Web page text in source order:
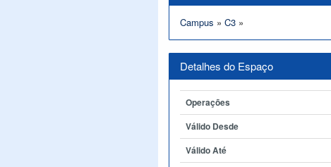
Campus » C3 »
Detalhes do Espaço
Operações
Válido Desde
Válido Até